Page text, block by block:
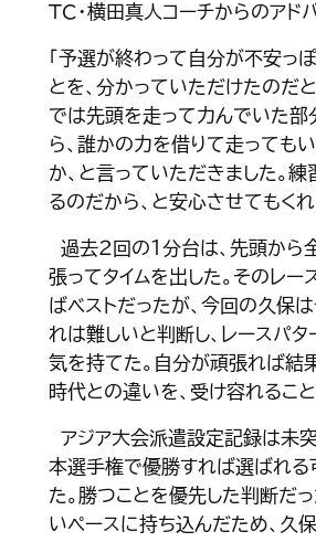
TC・横田真人コーチからのアドバ
「予選が終わって自分が不安っ
とを、分かっていただけたのだ
では先頭を走って力んでいた部
ら、誰かの力を借りて走っても
か、と言っていただきました。
るのだから、と安心させてもくれ
過去２回の１分台は、先頭から
張ってタイムを出した。そのレ
ばベストだったが、今回の久保
れは難しいと判断し、レースパ
気を持てた。自分が頑張れば結
時代との違いを、受け容れること
アジア大会派遣設定記録は未
本選手権で優勝すれば選ばれる
た。勝つことを優先した判断だ
いペースに持ち込んだため、久